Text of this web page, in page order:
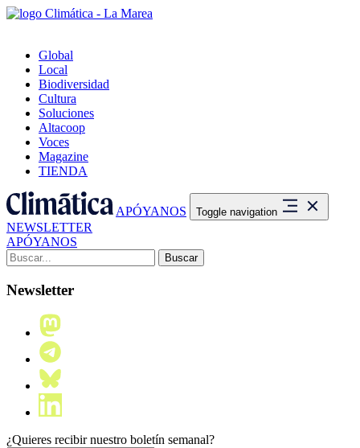
Global
Local
Biodiversidad
Cultura
Soluciones
Altacoop
Voces
Magazine
TIENDA
APÓYANOS Toggle navigation
NEWSLETTER
APÓYANOS
Buscar:
Newsletter
¿Quieres recibir nuestro boletín semanal?